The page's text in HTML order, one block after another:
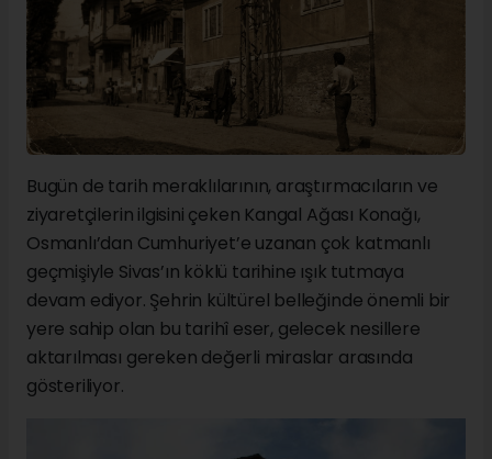
Bugün de tarih meraklılarının, araştırmacıların ve
ziyaretçilerin ilgisini çeken Kangal Ağası Konağı,
Osmanlı’dan Cumhuriyet’e uzanan çok katmanlı
geçmişiyle Sivas’ın köklü tarihine ışık tutmaya
devam ediyor. Şehrin kültürel belleğinde önemli bir
yere sahip olan bu tarihî eser, gelecek nesillere
aktarılması gereken değerli miraslar arasında
gösteriliyor.